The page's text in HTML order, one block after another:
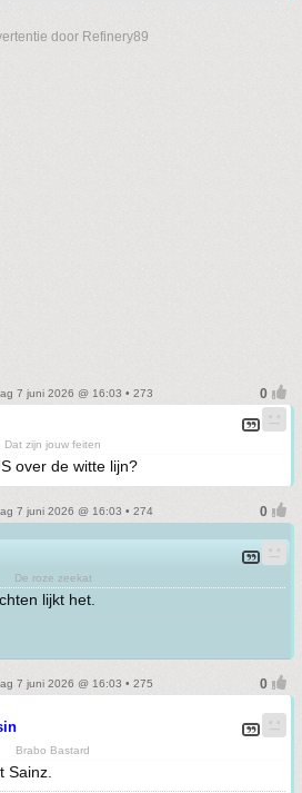
door Refinery89
7 juni 2026 @ 16:03 • 273
Dat zijn jouw feiten
over de witte lijn?
7 juni 2026 @ 16:03 • 274
De roze zeekat
lijkt het.
7 juni 2026 @ 16:03 • 275
Brabo Bastard
Sainz.